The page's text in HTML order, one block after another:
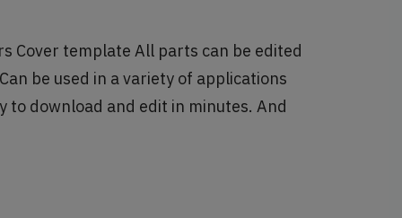
Cover template All parts can be edited
be used in a variety of applications
to download and edit in minutes. And